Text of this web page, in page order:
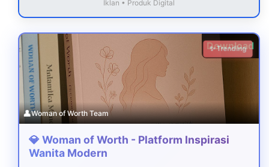
Iklan • Produk Digital
Download
✨ Trending
👤Woman of Worth Team
💎 Woman of Worth - Platform Inspirasi
Wanita Modern